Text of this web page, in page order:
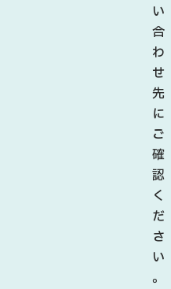
い
合
わ
せ
先
に
ご
確
認
く
だ
さ
い
。